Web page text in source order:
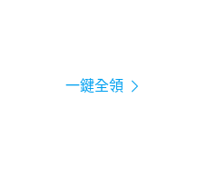
一鍵全領